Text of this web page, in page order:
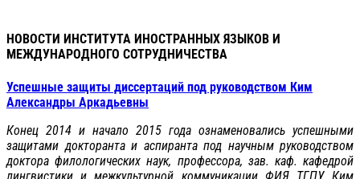
НОВОСТИ ИНСТИТУТА ИНОСТРАННЫХ ЯЗЫКОВ И
МЕЖДУНАРОДНОГО СОТРУДНИЧЕСТВА
Успешные защиты диссертаций под руководством Ким
Александры Аркадьевны
Конец 2014 и начало 2015 года ознаменовались успешными
защитами докторанта и аспиранта под научным руководством
доктора филологических наук, профессора, зав. каф. кафедрой
лингвистики и межкультурной коммуникации ФИЯ ТГПУ Ким